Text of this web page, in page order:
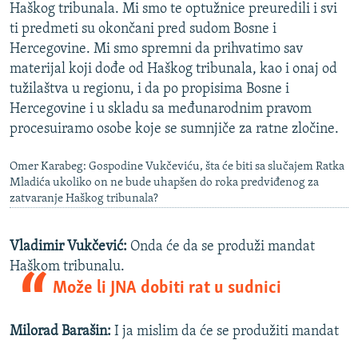
Haškog tribunala. Mi smo te optužnice preuredili i svi
ti predmeti su okončani pred sudom Bosne i
Hercegovine. Mi smo spremni da prihvatimo sav
materijal koji dođe od Haškog tribunala, kao i onaj od
tužilaštva u regionu, i da po propisima Bosne i
Hercegovine i u skladu sa međunarodnim pravom
procesuiramo osobe koje se sumnjiče za ratne zločine.
Omer Karabeg: Gospodine Vukčeviću, šta će biti sa slučajem Ratka
Mladića ukoliko on ne bude uhapšen do roka predviđenog za
zatvaranje Haškog tribunala?
Vladimir Vukčević: Onda će da se produži mandat
Haškom tribunalu.
Može li JNA dobiti rat u sudnici
Milorad Barašin: I ja mislim da će se produžiti mandat